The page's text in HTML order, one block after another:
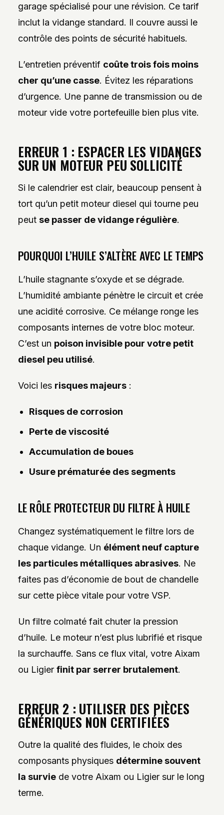
garage spécialisé pour une révision. Ce tarif
inclut la vidange standard. Il couvre aussi le
contrôle des points de sécurité habituels.
L’entretien préventif coûte trois fois moins
cher qu’une casse. Évitez les réparations
d’urgence. Une panne de transmission ou de
moteur vide votre portefeuille bien plus vite.
ERREUR 1 : ESPACER LES VIDANGES
SUR UN MOTEUR PEU SOLLICITÉ
Si le calendrier est clair, beaucoup pensent à
tort qu’un petit moteur diesel qui tourne peu
peut se passer de vidange régulière.
POURQUOI L’HUILE S’ALTÈRE AVEC LE TEMPS
L’huile stagnante s’oxyde et se dégrade.
L’humidité ambiante pénètre le circuit et crée
une acidité corrosive. Ce mélange ronge les
composants internes de votre bloc moteur.
C’est un poison invisible pour votre petit
diesel peu utilisé.
Voici les risques majeurs:
Risques de corrosion
Perte de viscosité
Accumulation de boues
Usure prématurée des segments
LE RÔLE PROTECTEUR DU FILTRE À HUILE
Changez systématiquement le filtre lors de
chaque vidange. Un élément neuf capture
les particules métalliques abrasives. Ne
faites pas d’économie de bout de chandelle
sur cette pièce vitale pour votre VSP.
Un filtre colmaté fait chuter la pression
d’huile. Le moteur n’est plus lubrifié et risque
la surchauffe. Sans ce flux vital, votre Aixam
ou Ligier finit par serrer brutalement.
ERREUR 2 : UTILISER DES PIÈCES
GÉNÉRIQUES NON CERTIFIÉES
Outre la qualité des fluides, le choix des
composants physiques détermine souvent
la surviede votre Aixam ou Ligier sur le long
terme.